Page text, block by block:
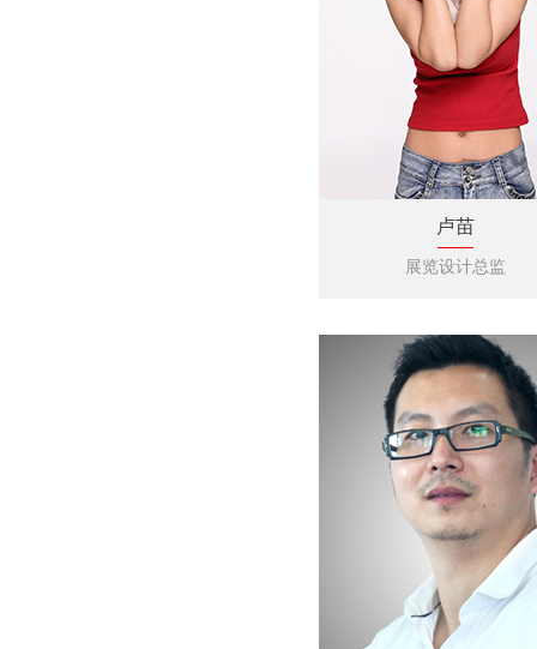
卢苗
展览设计总监